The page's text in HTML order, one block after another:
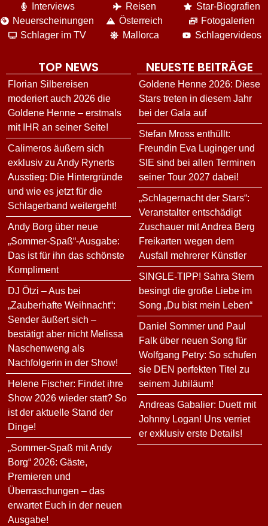
Interviews
Neuerscheinungen
Schlager im TV
Reisen
Österreich
Mallorca
Star-Biografien
Fotogalerien
Schlagervideos
TOP NEWS
Florian Silbereisen
moderiert auch 2026 die
Goldene Henne – erstmals
mit IHR an seiner Seite!
Calimeros äußern sich
exklusiv zu Andy Rynerts
Ausstieg: Die Hintergründe
und wie es jetzt für die
Schlagerband weitergeht!
Andy Borg über neue
„Sommer-Spaß“-Ausgabe:
Das ist für ihn das schönste
Kompliment
DJ Ötzi – Aus bei
„Zauberhafte Weihnacht“:
Sender äußert sich –
bestätigt aber nicht Melissa
Naschenweng als
Nachfolgerin in der Show!
Helene Fischer: Findet ihre
Show 2026 wieder statt? So
ist der aktuelle Stand der
Dinge!
„Sommer-Spaß mit Andy
Borg“ 2026: Gäste,
Premieren und
Überraschungen – das
erwartet Euch in der neuen
Ausgabe!
NEUESTE BEITRÄGE
Goldene Henne 2026: Diese
Stars treten in diesem Jahr
bei der Gala auf
Stefan Mross enthüllt:
Freundin Eva Luginger und
SIE sind bei allen Terminen
seiner Tour 2027 dabei!
„Schlagernacht der Stars“:
Veranstalter entschädigt
Zuschauer mit Andrea Berg
Freikarten wegen dem
Ausfall mehrerer Künstler
SINGLE-TIPP! Sahra Stern
besingt die große Liebe im
Song „Du bist mein Leben“
Daniel Sommer und Paul
Falk über neuen Song für
Wolfgang Petry: So schufen
sie DEN perfekten Titel zu
seinem Jubiläum!
Andreas Gabalier: Duett mit
Johnny Logan! Uns verriet
er exklusiv erste Details!